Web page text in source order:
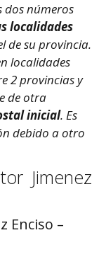
dos números
localidades
de su provincia.
localidades
2 provincias y
de otra
inicial. Es
debido a otro
Jimenez
Enciso –